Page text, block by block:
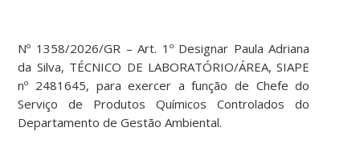
Nº 1358/2026/GR – Art. 1º Designar Paula Adriana
da Silva, TÉCNICO DE LABORATÓRIO/ÁREA, SIAPE
nº 2481645, para exercer a função de Chefe do
Serviço de Produtos Químicos Controlados do
Departamento de Gestão Ambiental.